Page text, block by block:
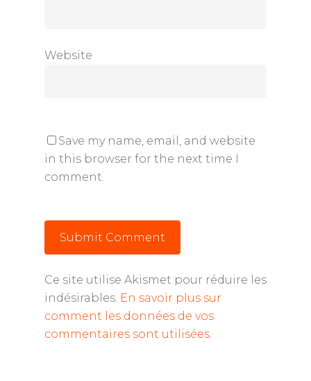
Website
Save my name, email, and website
in this browser for the next time I
comment.
Ce site utilise Akismet pour réduire les
indésirables. En savoir plus sur
comment les données de vos
commentaires sont utilisées